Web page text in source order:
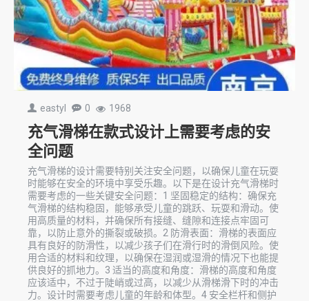
eastyl 0 1968
充气滑梯在款式设计上需要考虑的安
全问题
充气滑梯的设计需要特别关注安全问题，以确保儿童在玩耍
时能够在安全的环境中享受乐趣。以下是在设计充气滑梯时
需要考虑的一些关键安全问题：1 坚固稳定的结构：确保充
气滑梯的结构稳固，能够承受儿童的跳跃、玩耍和滑动。使
用高质量的材料，并确保所有接缝、缝隙和连接点牢固可
靠，以防止意外的撕裂或破损。2 防滑表面：滑梯的表面应
具有良好的防滑性，以减少孩子们在滑行时的滑倒风险。使
用合适的材料和纹理，以确保在湿润或湿滑的情况下也能提
供良好的抓地力。3 适当的高度和角度：滑梯的高度和角度
应该适中，不过于陡峭或过高，以减少从滑梯滑下时的冲击
力。设计时需要考虑儿童的年龄和体型。4 安全栏杆和侧护